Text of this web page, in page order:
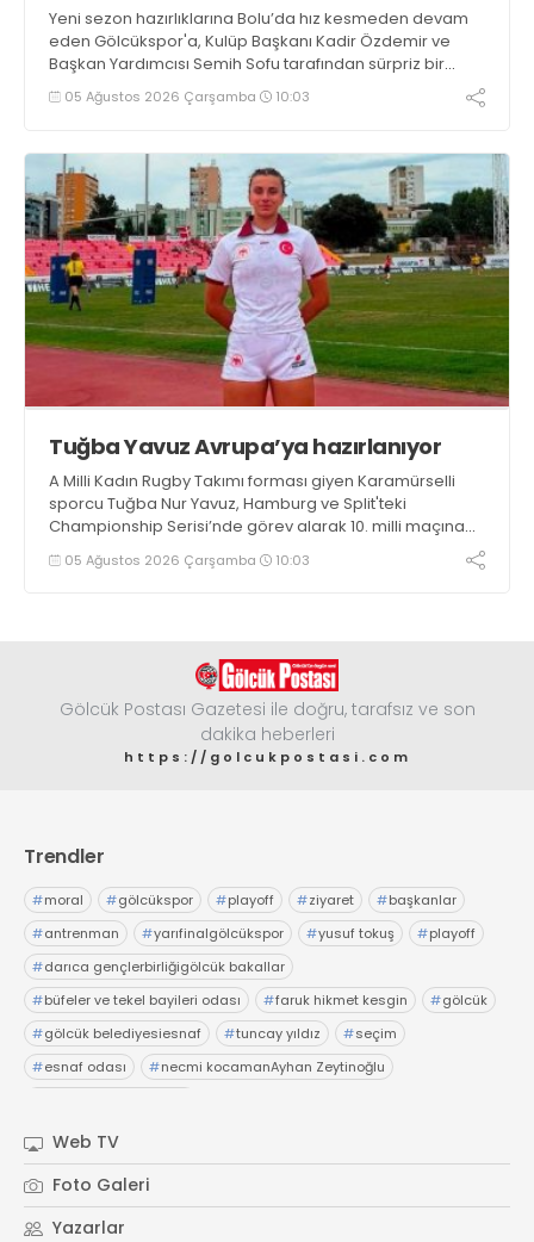
Yeni sezon hazırlıklarına Bolu’da hız kesmeden devam
eden Gölcükspor'a, Kulüp Başkanı Kadir Özdemir ve
Başkan Yardımcısı Semih Sofu tarafından sürpriz bir
moral ziyareti gerçekleştirildi
05 Ağustos 2026 Çarşamba 10:03
Tuğba Yavuz Avrupa’ya hazırlanıyor
A Milli Kadın Rugby Takımı forması giyen Karamürselli
sporcu Tuğba Nur Yavuz, Hamburg ve Split'teki
Championship Serisi’nde görev alarak 10. milli maçına
çıkma eşiğini geride bıraktı
05 Ağustos 2026 Çarşamba 10:03
Gölcük Postası Gazetesi ile doğru, tarafsız ve son
dakika heberleri
https://golcukpostasi.com
Trendler
#moral #gölcükspor #playoff #ziyaret #başkanlar
#antrenman #yarıfinalgölcükspor #yusuf tokuş #playoff
#darıca gençlerbirliğigölcük bakallar
#büfeler ve tekel bayileri odası #faruk hikmet kesgin #gölcük
#gölcük belediyesiesnaf #tuncay yıldız #seçim
#esnaf odası #necmi kocamanAyhan Zeytinoğlu
Web TV
Foto Galeri
Yazarlar